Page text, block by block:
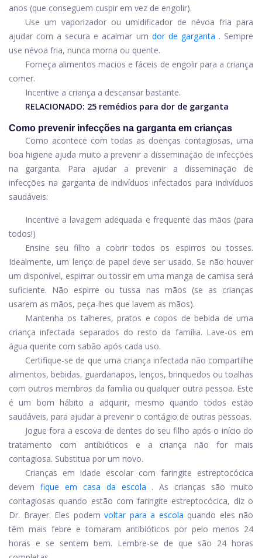
anos (que conseguem cuspir em vez de engolir).
Use um vaporizador ou umidificador de névoa fria para
ajudar com a secura e acalmar um dor de garganta . Sempre
use névoa fria, nunca morna ou quente.
Forneça alimentos macios e fáceis de engolir para a criança
comer.
Incentive a criança a descansar bastante.
RELACIONADO: 25 remédios para dor de garganta
Como prevenir infecções na garganta em crianças
Como acontece com todas as doenças contagiosas, uma
boa higiene ajuda muito a prevenir a disseminação de infecções
na garganta. Para ajudar a prevenir a disseminação de
infecções na garganta de indivíduos infectados para indivíduos
saudáveis:
Incentive a lavagem adequada e frequente das mãos (para
todos!)
Ensine seu filho a cobrir todos os espirros ou tosses.
Idealmente, um lenço de papel deve ser usado. Se não houver
um disponível, espirrar ou tossir em uma manga de camisa será
suficiente. Não espirre ou tussa nas mãos (se as crianças
usarem as mãos, peça-lhes que lavem as mãos).
Mantenha os talheres, pratos e copos de bebida de uma
criança infectada separados do resto da família. Lave-os em
água quente com sabão após cada uso.
Certifique-se de que uma criança infectada não compartilhe
alimentos, bebidas, guardanapos, lenços, brinquedos ou toalhas
com outros membros da família ou qualquer outra pessoa. Este
é um bom hábito a adquirir, mesmo quando todos estão
saudáveis, para ajudar a prevenir o contágio de outras pessoas.
Jogue fora a escova de dentes do seu filho após o início do
tratamento com antibióticos e a criança não for mais
contagiosa. Substitua por um novo.
Crianças em idade escolar com faringite estreptocócica
devem fique em casa da escola . As crianças são muito
contagiosas quando estão com faringite estreptocócica, diz o
Dr. Brayer. Eles podem voltar para a escola quando eles não
têm mais febre e tomaram antibióticos por pelo menos 24
horas e se sentem bem. Lembre-se de que são 24 horas